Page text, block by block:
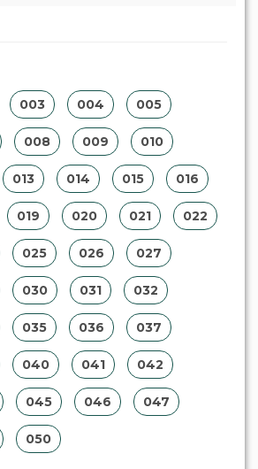
003 004 005
008 009 010
013 014 015 016
019 020 021 022
025 026 027
030 031 032
035 036 037
040 041 042
045 046 047
050